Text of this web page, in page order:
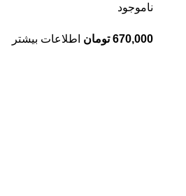
ناموجود
670,000 تومان اطلاعات بیشتر